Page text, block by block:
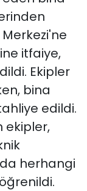
Merkezi'ne
itfaiye,
Ekipler
bina
edildi.
ekipler,
herhangi